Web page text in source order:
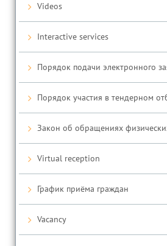
Videos
Interactive services
Порядок подачи электронного
Порядок участия в тендерном
Закон об обращениях
Virtual reception
График приёма граждан
Vacancy